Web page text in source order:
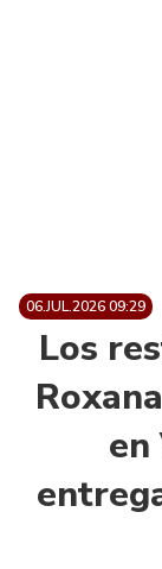
06.JUL.2026 09:29
Los
en